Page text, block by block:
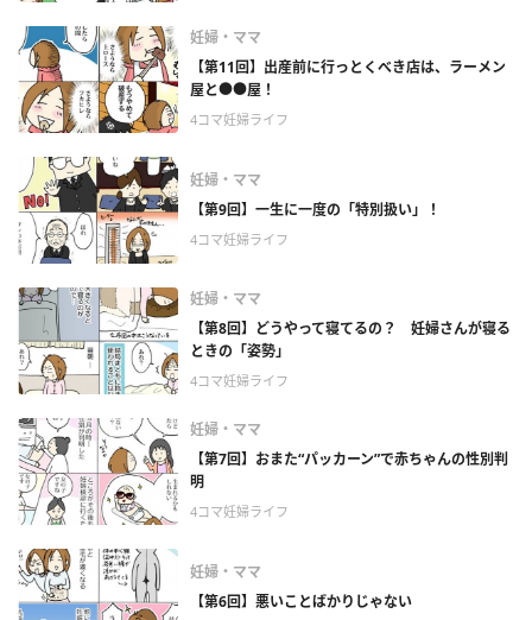
妊婦・ママ
【第11回】出産前に行っとくべき店は、ラーメン
屋と●●屋！
4コマ妊婦ライフ
妊婦・ママ
【第9回】一生に一度の「特別扱い」！
4コマ妊婦ライフ
妊婦・ママ
【第8回】どうやって寝てるの？ 妊婦さんが寝る
ときの「姿勢」
4コマ妊婦ライフ
妊婦・ママ
【第7回】おまた“パッカーン”で赤ちゃんの性別判
明
4コマ妊婦ライフ
妊婦・ママ
【第6回】悪いことばかりじゃない